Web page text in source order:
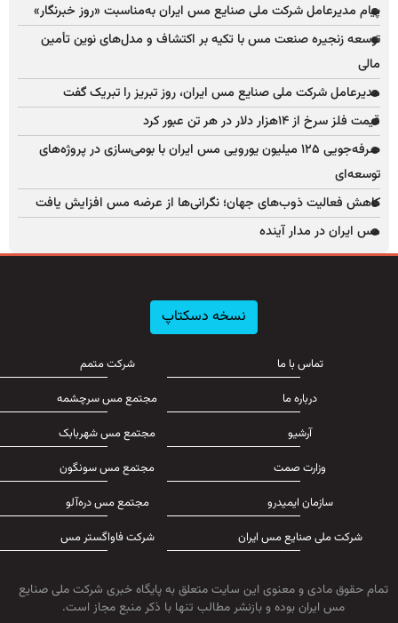
پیام مدیرعامل شرکت ملی صنایع مس ایران به‌مناسبت «روز خبرنگار»
توسعه زنجیره صنعت مس با تکیه بر اکتشاف و مدل‌های نوین تأمین
مالی
مدیرعامل شرکت ملی صنایع مس ایران، روز تبریز را تبریک گفت
قیمت فلز سرخ از ۱۴هزار دلار در هر تن عبور کرد
صرفه‌جویی ۱۲۵ میلیون یورویی مس ایران با بومی‌سازی در پروژه‌های
توسعه‌ای
کاهش فعالیت ذوب‌های جهان؛ نگرانی‌ها از عرضه مس افزایش یافت
مس ایران در مدار آینده
نسخه دسکتاپ
تماس با ما
درباره ما
آرشیو
وزارت صمت
سازمان ایمیدرو
شرکت ملی صنایع مس ایران
شرکت متمم
مجتمع مس سرچشمه
مجتمع مس شهربابک
مجتمع مس سونگون
مجتمع مس دره‌آلو
شرکت فاواگستر مس
تمام حقوق مادی و معنوی این سایت متعلق به پایگاه خبری شرکت ملی صنایع
مس ایران بوده و بازنشر مطالب تنها با ذکر منبع مجاز است.